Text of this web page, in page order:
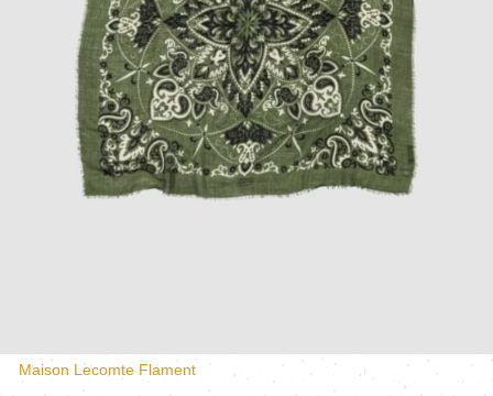
Maison Lecomte Flament